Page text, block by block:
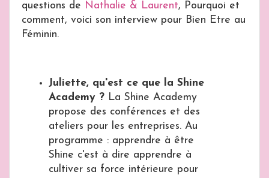
questions de Nathalie & Laurent, Pourquoi et
comment, voici son interview pour Bien Etre au
Féminin.
Juliette, qu'est ce que la Shine
Academy ? La Shine Academy
propose des conférences et des
ateliers pour les entreprises. Au
programme : apprendre à être
Shine c'est à dire apprendre à
cultiver sa force intérieure pour